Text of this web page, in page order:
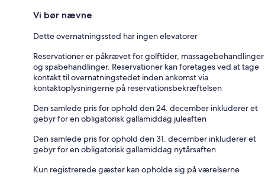
Vi bør nævne
Dette overnatningssted har ingen elevatorer
Reservationer er påkrævet for golftider, massagebehandlinger
og spabehandlinger. Reservationer kan foretages ved at tage
kontakt til overnatningstedet inden ankomst via
kontaktoplysningerne på reservationsbekræftelsen
Den samlede pris for ophold den 24. december inkluderer et
gebyr for en obligatorisk gallamiddag juleaften
Den samlede pris for ophold den 31. december inkluderer et
gebyr for en obligatorisk gallamiddag nytårsaften
Kun registrerede gæster kan opholde sig på værelserne